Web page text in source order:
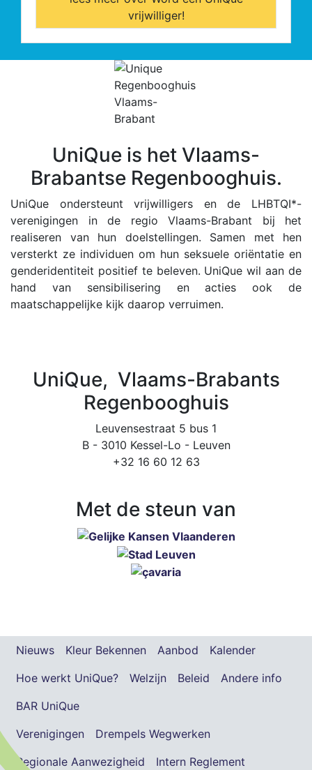
vrijwilliger!
UniQue is het Vlaams-
Brabantse Regenbooghuis.
UniQue ondersteunt vrijwilligers en de LHBTQI*-
verenigingen in de regio Vlaams-Brabant bij het
realiseren van hun doelstellingen. Samen met hen
versterkt ze individuen om hun seksuele oriëntatie en
genderidentiteit positief te beleven. UniQue wil aan de
hand van sensibilisering en acties ook de
maatschappelijke kijk daarop verruimen.
UniQue, Vlaams-Brabants
Regenbooghuis
Leuvensestraat 5 bus 1
B - 3010 Kessel-Lo - Leuven
+32 16 60 12 63
Met de steun van
Nieuws Kleur Bekennen Aanbod
Kalender
Hoe werkt UniQue?
Welzijn Beleid
Andere info
BAR UniQue
Verenigingen
Drempels Wegwerken
Regionale Aanwezigheid
Intern Reglement